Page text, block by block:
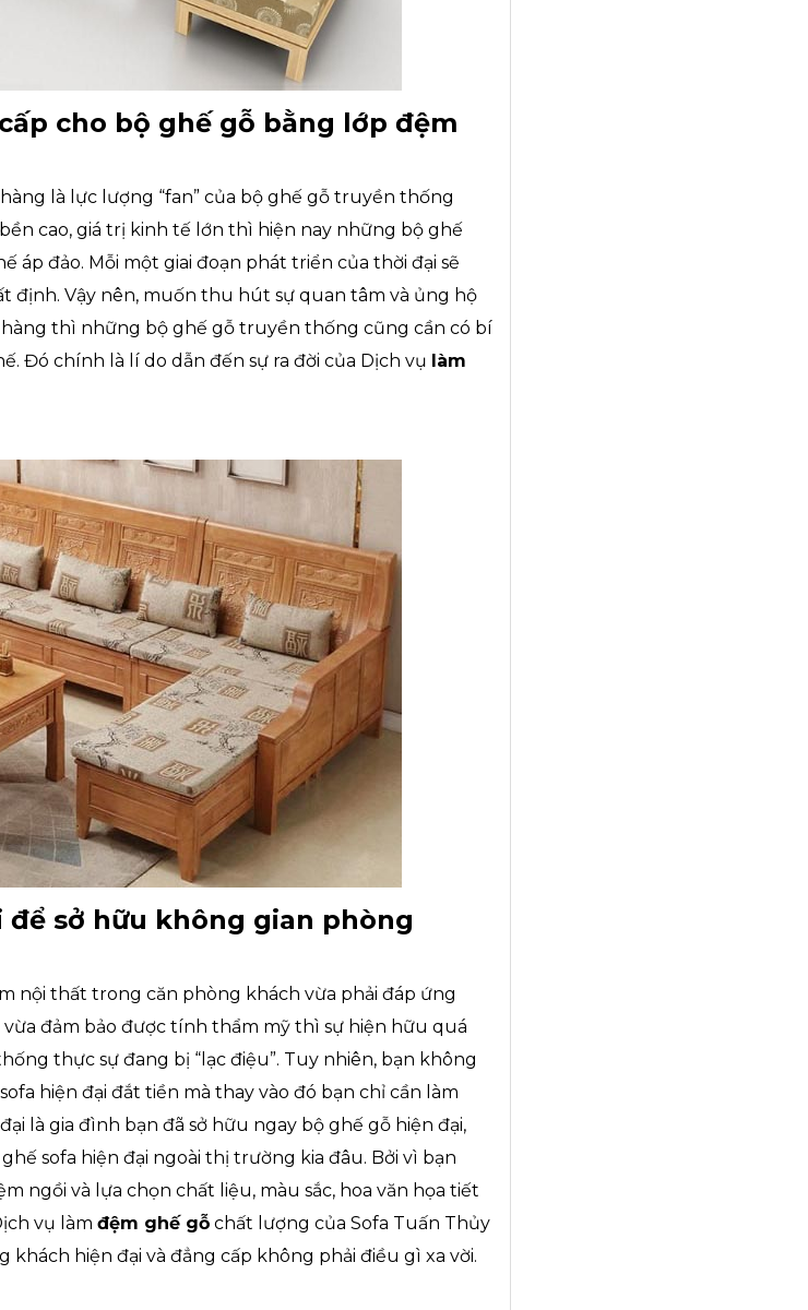
cho bộ ghế gỗ bằng lớp đệm
là lực lượng “fan” của bộ ghế gỗ truyền thống
cao, giá trị kinh tế lớn thì hiện nay những bộ ghế
áp đảo. Mỗi một giai đoạn phát triển của thời đại sẽ
định. Vậy nên, muốn thu hút sự quan tâm và ủng hộ
thì những bộ ghế gỗ truyền thống cũng cần có bí
Đó chính là lí do dẫn đến sự ra đời của Dịch vụ làm
để sở hữu không gian phòng
nội thất trong căn phòng khách vừa phải đáp ứng
đảm bảo được tính thẩm mỹ thì sự hiện hữu quá
thực sự đang bị “lạc điệu”. Tuy nhiên, bạn không
hiện đại đắt tiền mà thay vào đó bạn chỉ cần làm
là gia đình bạn đã sở hữu ngay bộ ghế gỗ hiện đại,
sofa hiện đại ngoài thị trường kia đâu. Bởi vì bạn
ngồi và lựa chọn chất liệu, màu sắc, hoa văn họa tiết
vụ làm đệm ghế gỗ chất lượng của Sofa Tuấn Thủy
hiện đại và đẳng cấp không phải điều gì xa vời.